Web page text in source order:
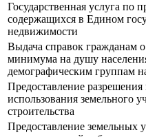
Государственная услуга по
содержащихся в Едином
недвижимости
Выдача справок гражданам
минимума на душу
демографическим группам
Предоставление
использования земельного
строительства
Предоставление земельных